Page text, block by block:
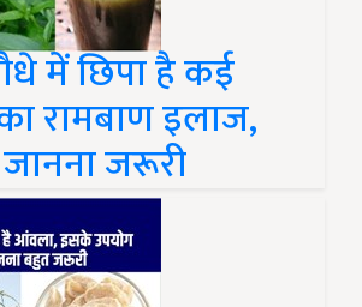
में छिपा है कई
रामबाण इलाज,
जरूरी